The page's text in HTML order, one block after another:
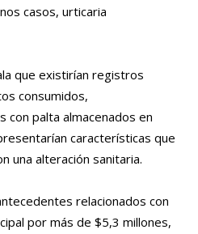
casos, urticaria
que existirían registros
consumidos,
con palta almacenados en
características que
una alteración sanitaria.
relacionados con
por más de $5,3 millones,